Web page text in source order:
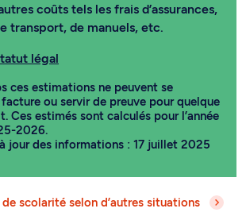
coûts tels les frais d’assurances,
transport, de manuels, etc.
légal
ces estimations ne peuvent se
ou servir de preuve pour quelque
Ces estimés sont calculés pour l’année
2026.
jour des informations : 17 juillet 2025
scolarité selon d’autres situations